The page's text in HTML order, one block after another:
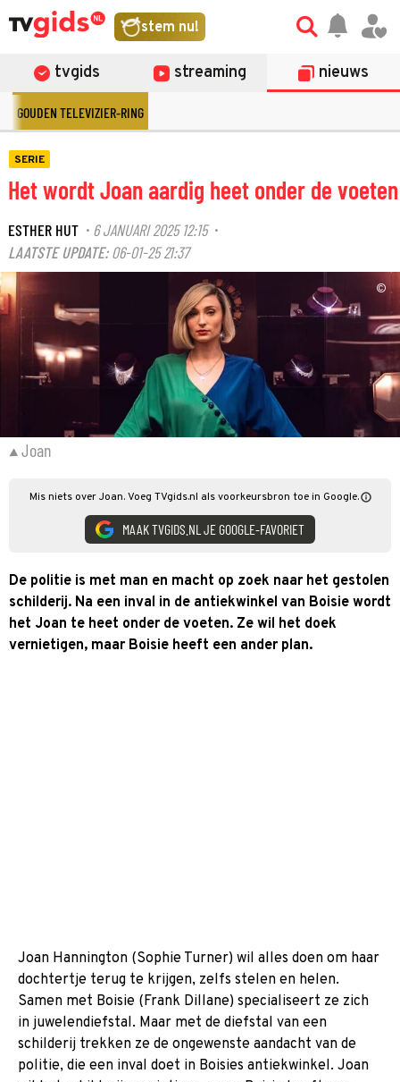
stem nu!
tvgids streaming nieuws
GOUDEN TELEVIZIER-RING
SERIE
Het wordt Joan aardig heet onder de voeten
ESTHER HUT · 6 JANUARI 2025 12:15·
LAATSTE UPDATE: 06-01-25 21:37
©
Joan
Mis niets over Joan. Voeg TVgids.nl als voorkeursbron toe in Google.
MAAK TVGIDS.NL JE GOOGLE-FAVORIET
De politie is met man en macht op zoek naar het gestolen
schilderij. Na een inval in de antiekwinkel van Boisie wordt
het Joan te heet onder de voeten. Ze wil het doek
vernietigen, maar Boisie heeft een ander plan.
Joan Hannington (Sophie Turner) wil alles doen om haar
dochtertje terug te krijgen, zelfs stelen en helen.
Samen met Boisie (Frank Dillane) specialiseert ze zich
in juwelendiefstal. Maar met de diefstal van een
schilderij trekken ze de ongewenste aandacht van de
politie, die een inval doet in Boisies antiekwinkel. Joan